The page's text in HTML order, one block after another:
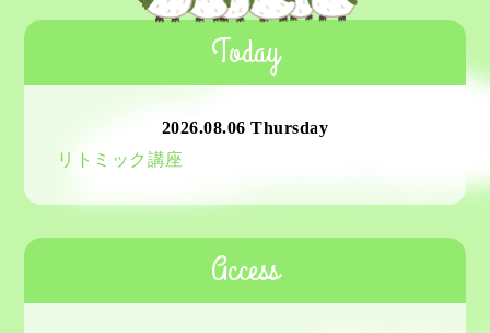
Today
2026.08.06 Thursday
リトミック講座
Access